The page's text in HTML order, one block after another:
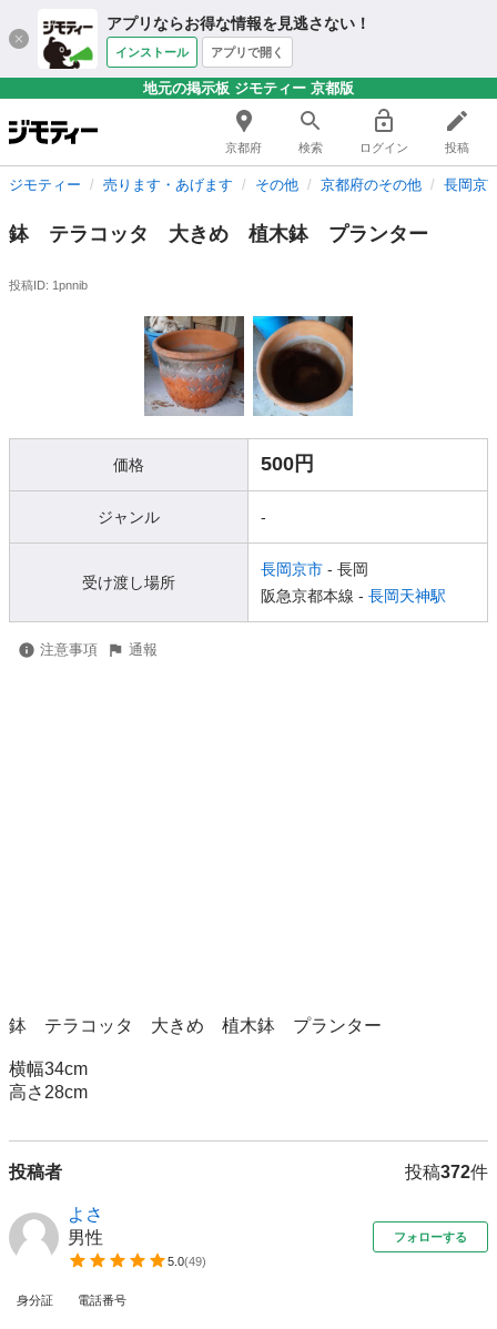
アプリならお得な情報を見逃さない！
インストール アプリで開く
地元の掲示板 ジモティー 京都版
京都府 検索 ログイン 投稿
ジモティー 売ります・あげます その他 京都府のその他 長岡京
鉢 テラコッタ 大きめ 植木鉢 プランター
投稿ID: 1pnnib
価格 500円
ジャンル -
受け渡し場所
長岡京市 - 長岡
阪急京都本線 - 長岡天神駅
注意事項 通報
鉢　テラコッタ　大きめ　植木鉢　プランター
横幅34cm
投稿者 投稿372件
よさ
男性
5.0(49)
フォローする
身分証 電話番号